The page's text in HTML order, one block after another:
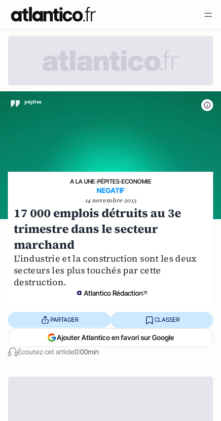
A LA UNE›PÉPITES›ECONOMIE
NEGATIF
14 novembre 2013
17 000 emplois détruits au 3e
trimestre dans le secteur
marchand
L'industrie et la construction sont les deux
secteurs les plus touchés par cette
destruction.
Atlantico Rédaction
Écoutez cet article0:00min
PARTAGER CLASSER
Ajouter Atlantico en favori sur Google